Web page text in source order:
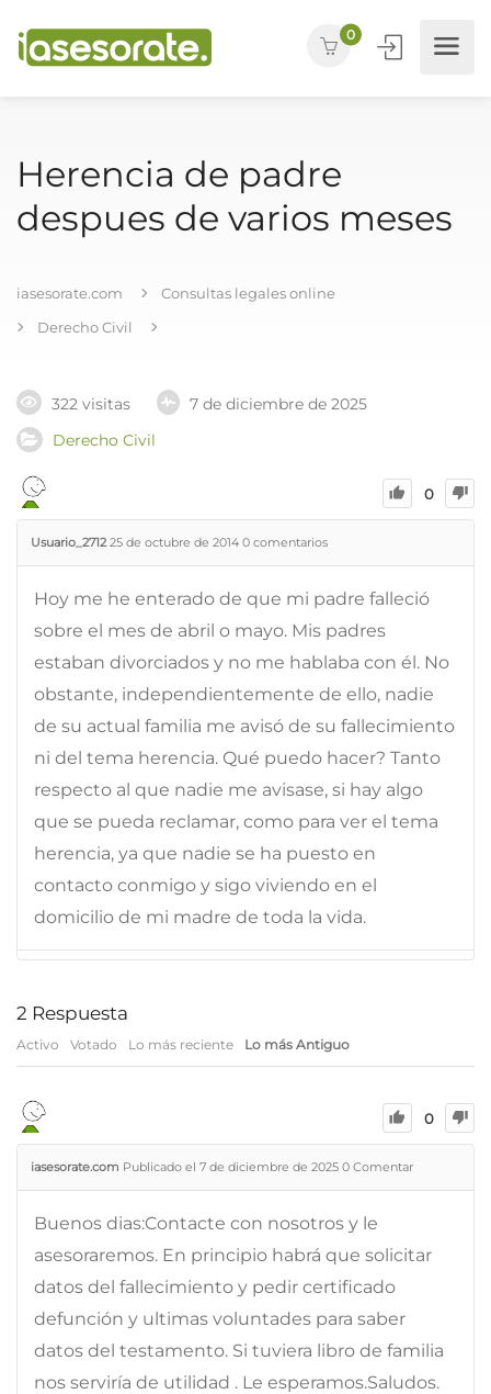
0
Herencia de padre
despues de varios meses
iasesorate.com
Consultas legales online
Derecho Civil
322 visitas
7 de diciembre de 2025
Derecho Civil
0
Usuario_2712 25 de octubre de 2014 0 comentarios
Hoy me he enterado de que mi padre falleció
sobre el mes de abril o mayo. Mis padres
estaban divorciados y no me hablaba con él. No
obstante, independientemente de ello, nadie
de su actual familia me avisó de su fallecimiento
ni del tema herencia. Qué puedo hacer? Tanto
respecto al que nadie me avisase, si hay algo
que se pueda reclamar, como para ver el tema
herencia, ya que nadie se ha puesto en
contacto conmigo y sigo viviendo en el
domicilio de mi madre de toda la vida.
2 Respuesta
Activo Votado Lo más reciente Lo más Antiguo
0
iasesorate.com Publicado el 7 de diciembre de 2025 0 Comentar
Buenos dias:Contacte con nosotros y le
asesoraremos. En principio habrá que solicitar
datos del fallecimiento y pedir certificado
defunción y ultimas voluntades para saber
datos del testamento. Si tuviera libro de familia
nos serviría de utilidad . Le esperamos.Saludos.